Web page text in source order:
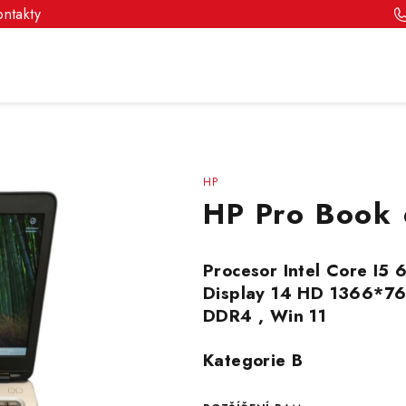
HP
HP Pro
Procesor Intel Core I5
Display 14 HD
DDR4 , Win 11
Kategorie B